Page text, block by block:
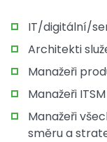
IT/digitální/
Architekti
Manažeři
Manažeři
Manažeři
směru a